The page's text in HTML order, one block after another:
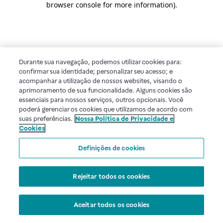
browser console for more information).
Durante sua navegação, podemos utilizar cookies para:
confirmar sua identidade; personalizar seu acesso; e
acompanhar a utilização de nossos websites, visando o
aprimoramento de sua funcionalidade. Alguns cookies são
essenciais para nossos serviços, outros opcionais. Você
poderá gerenciar os cookies que utilizamos de acordo com
suas preferências. Nossa Política de Privacidade e
Cookies
Definições de cookies
Rejeitar todos os cookies
Aceitar todos os cookies